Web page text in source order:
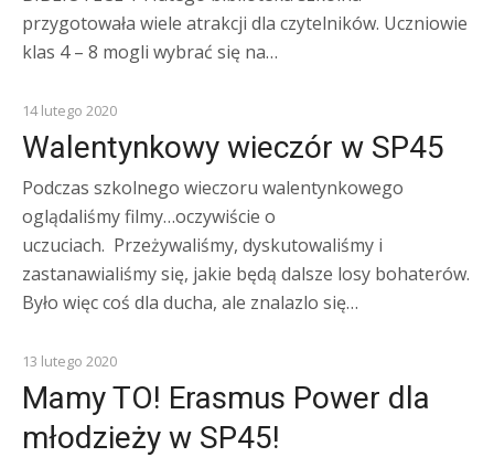
przygotowała wiele atrakcji dla czytelników. Uczniowie
klas 4 – 8 mogli wybrać się na…
Z ŻYCIA SZKOŁY
14 lutego 2020
Walentynkowy wieczór w SP45
Podczas szkolnego wieczoru walentynkowego
oglądaliśmy filmy…oczywiście o
uczuciach. Przeżywaliśmy, dyskutowaliśmy i
zastanawialiśmy się, jakie będą dalsze losy bohaterów.
Było więc coś dla ducha, ale znalazlo się…
KOMUNIKATY
13 lutego 2020
Mamy TO! Erasmus Power dla
młodzieży w SP45!